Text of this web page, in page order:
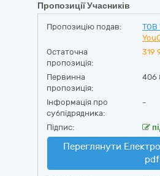
Пропозиції Учасників
Пропозицію подав: ТОВ
Остаточна
пропозиція:
319
Первинна
пропозиція:
406
Інформація про
субпідрядника:
-
Підпис:
Переглянути
pdf